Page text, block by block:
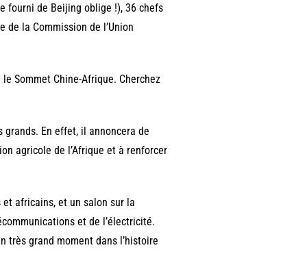
fourni de Beijing oblige !), 36 chefs
de la Commission de l’Union
Sommet Chine-Afrique. Cherchez
En effet, il annoncera de
agricole de l’Afrique et à renforcer
africains, et un salon sur la
et de l’électricité.
très grand moment dans l’histoire